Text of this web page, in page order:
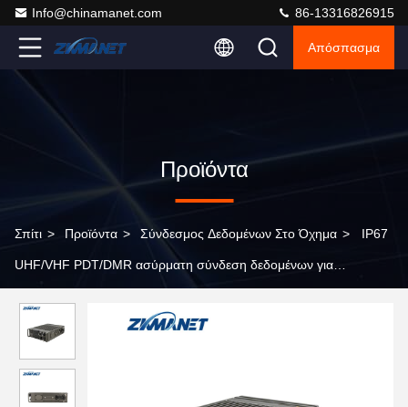
Info@chinamanet.com 86-13316826915
Απόσπασμα
Προϊόντα
Σπίτι > Προϊόντα > Σύνδεσμος Δεδομένων Στο Όχημα > IP67
UHF/VHF PDT/DMR ασύρματη σύνδεση δεδομένων για
μεγάλων αποστάσεων